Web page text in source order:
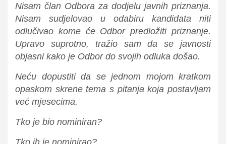
Nisam član Odbora za dodjelu javnih priznanja.
Nisam sudjelovao u odabiru kandidata niti
odlučivao kome će Odbor predložiti priznanje.
Upravo suprotno, tražio sam da se javnosti
objasni kako je Odbor do svojih odluka došao.
Neću dopustiti da se jednom mojom kratkom
opaskom skrene tema s pitanja koja postavljam
već mjesecima.
Tko je bio nominiran?
Tko ih je nominirao?